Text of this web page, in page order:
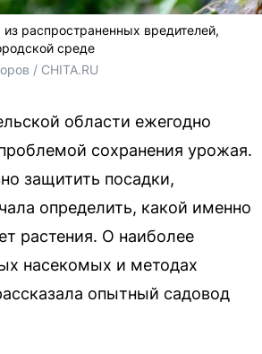
распространенных вредителей,
среде
/ CHITA.RU
области ежегодно
сохранения урожая.
защитить посадки,
определить, какой именно
растения. О наиболее
насекомых и методах
опытный садовод